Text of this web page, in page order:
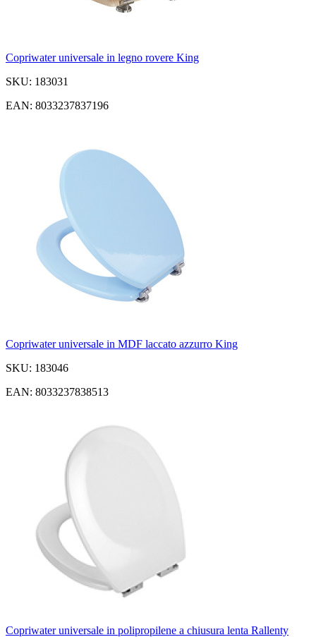
Copriwater universale in legno rovere King
SKU: 183031
EAN: 8033237837196
Copriwater universale in MDF laccato azzurro King
SKU: 183046
EAN: 8033237838513
Copriwater universale in polipropilene a chiusura lenta Rallenty